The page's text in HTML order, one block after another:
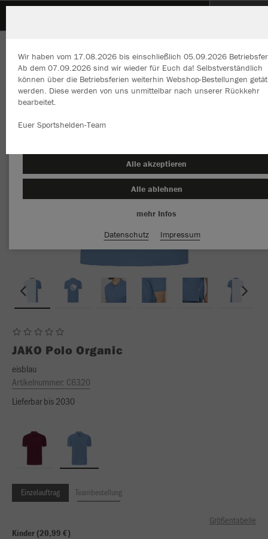
JAKO Polo Organic
eisblau
Artikelnummer: C6320
Lieferbar bis 2030
Einzelauftrag Teambestellung
Größentabelle
Kinder (20,99 €)
Wir haben vom 17.08.2026 bis einschließlich 05.09.2026
Ab dem 07.09.2026 sind wir wieder für Euch da! Selbstverständlich
können über die Betriebsferien weiterhin Webshop-Bestellungen
werden. Diese werden von uns unmittelbar nach unserer Rückkehr
bearbeitet.
Euer Sportshelden-Team
Wir verwenden Cookies
Inhalte anzeigen und unsere Website verbessern. Weitere
Alle akzeptieren
Alle ablehnen
mehr Infos
Datenschutz
Impressum